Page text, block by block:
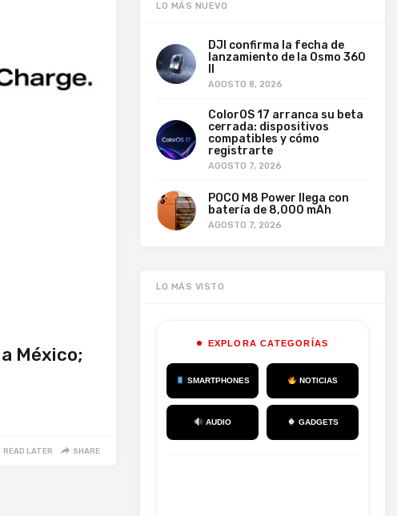
México;
READ LATER SHARE
LO MÁS NUEVO
DJI confirma la fecha de
lanzamiento de la Osmo 360
AGOSTO 8, 2026
ColorOS 17 arranca su beta
cerrada: dispositivos
compatibles y cómo
registrarte
AGOSTO 7, 2026
POCO M8 Power llega con
batería de 8,000 mAh
AGOSTO 7, 2026
LO MÁS VISTO
EXPLORA CATEGORÍAS
SMARTPHONES NOTICIAS
AUDIO GADGETS